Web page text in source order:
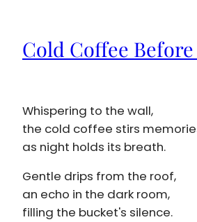
Cold Coffee
Whispering to the wall,
the cold coffee stirs
as night holds its breath.
Gentle drips from the roof,
an echo in the dark room,
filling the bucket's silence.